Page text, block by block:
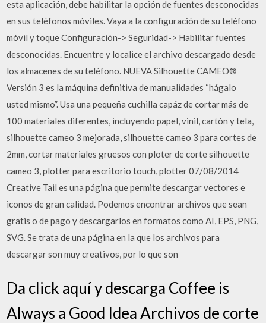
esta aplicación, debe habilitar la opción de fuentes desconocidas
en sus teléfonos móviles. Vaya a la configuración de su teléfono
móvil y toque Configuración-> Seguridad-> Habilitar fuentes
desconocidas. Encuentre y localice el archivo descargado desde
los almacenes de su teléfono. NUEVA Silhouette CAMEO®
Versión 3 es la máquina definitiva de manualidades “hágalo
usted mismo”. Usa una pequeña cuchilla capáz de cortar más de
100 materiales diferentes, incluyendo papel, vinil, cartón y tela,
silhouette cameo 3 mejorada, silhouette cameo 3 para cortes de
2mm, cortar materiales gruesos con ploter de corte silhouette
cameo 3, plotter para escritorio touch, plotter 07/08/2014
Creative Tail es una página que permite descargar vectores e
iconos de gran calidad. Podemos encontrar archivos que sean
gratis o de pago y descargarlos en formatos como AI, EPS, PNG,
SVG. Se trata de una página en la que los archivos para
descargar son muy creativos, por lo que son
Da click aquí y descarga Coffee is
Always a Good Idea Archivos de corte